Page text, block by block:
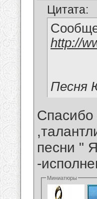
Цитата:
http://
Песня
Спасибо
песни "
-
Миниатюры